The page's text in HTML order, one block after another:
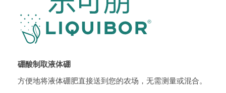
硼酸制取液体硼
方便地将液体硼肥直接送到您的农场，无需测量或混合。